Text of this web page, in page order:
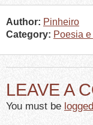
Author: Pinheiro
Category: Poesia
LEAVE A
You must be